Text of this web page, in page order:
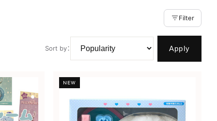
Filter
Sort by： Apply
NEW